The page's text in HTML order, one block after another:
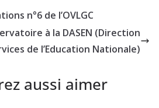
n°6 de l’OVLGC
à la DASEN (Direction
de l’Education Nationale)
aussi aimer